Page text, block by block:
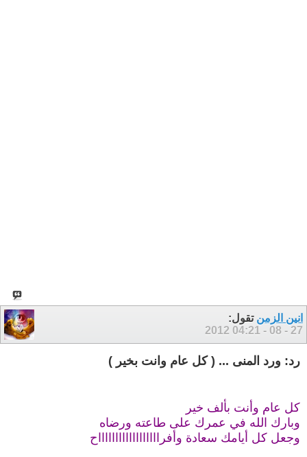
انين الزمن تقول:
27 - 08 - 2012
04:21
رد: ورد المنى ... ( كل عام وانت بخير )
كل عام وأنت بألف خير
وبارك الله في عمرك على طاعته ورضاه
وجعل كل أيامك سعادة وأفرااااااااااااااااااح